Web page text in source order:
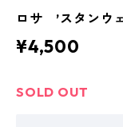
ロサ ’スタンウ
¥4,500
SOLD OUT